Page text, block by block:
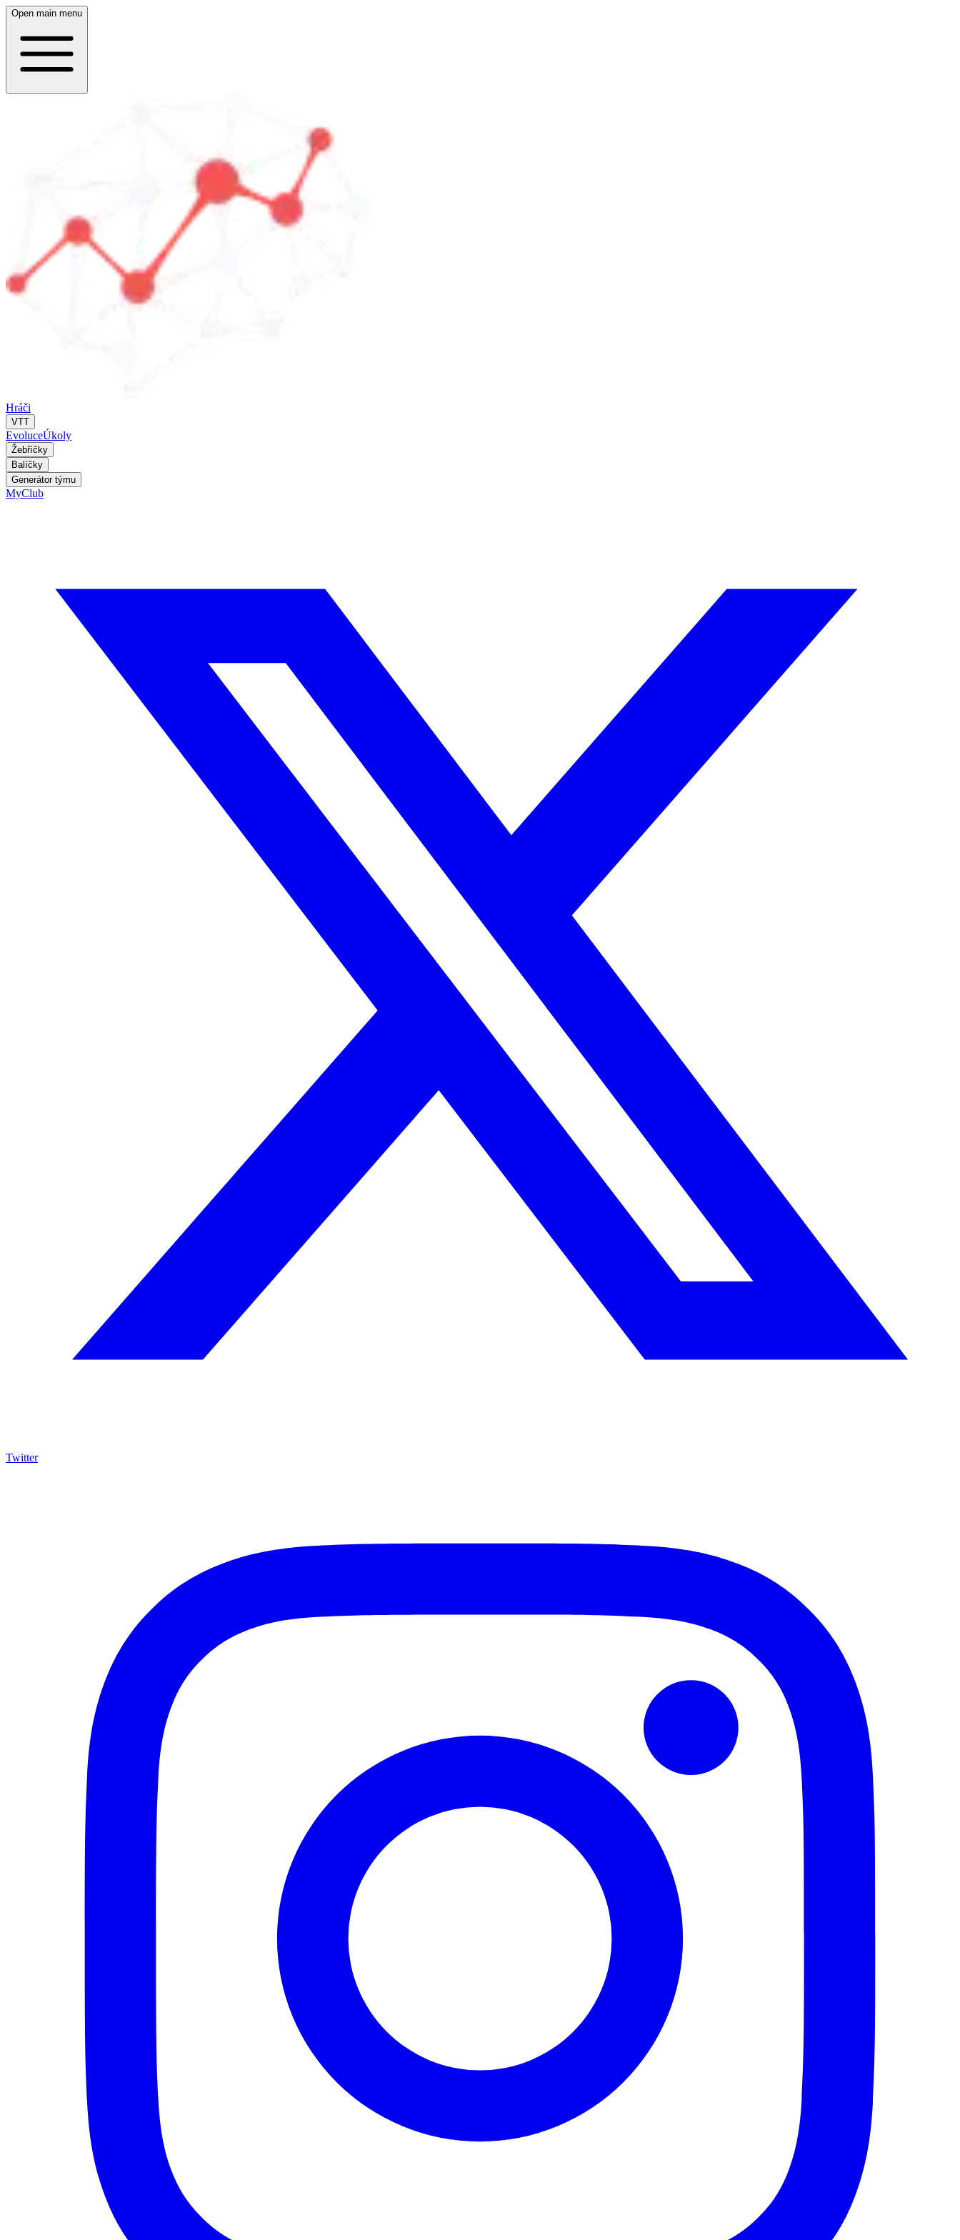
Open main menu
Hráči
VTT
EvoluceÚkoly
Žebříčky
Balíčky
Generátor týmu
MyClub
Twitter